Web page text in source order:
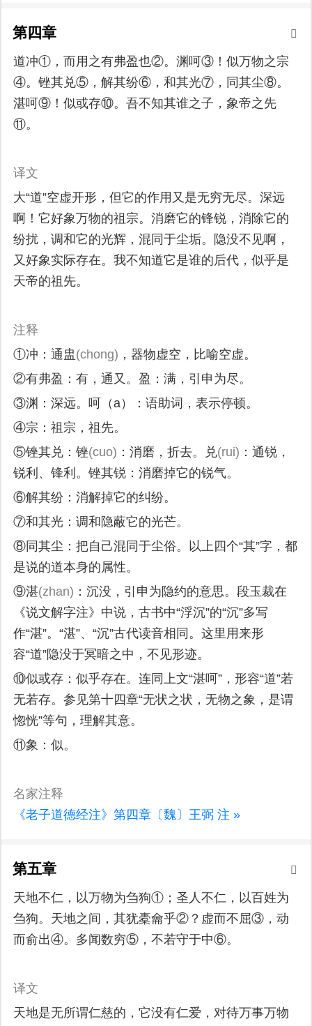
第四章
道冲①，而用之有弗盈也②。渊呵③！似万物之宗
④。锉其兑⑤，解其纷⑥，和其光⑦，同其尘⑧。
湛呵⑨！似或存⑩。吾不知其谁之子，象帝之先
⑪。
译文
大“道”空虚开形，但它的作用又是无穷无尽。深远
啊！它好象万物的祖宗。消磨它的锋锐，消除它的
纷扰，调和它的光辉，混同于尘垢。隐没不见啊，
又好象实际存在。我不知道它是谁的后代，似乎是
天帝的祖先。
注释
①冲：通盅 (chong) ，器物虚空，比喻空虚。
②有弗盈：有，通又。盈：满，引申为尽。
③渊：深远。呵（a）：语助词，表示停顿。
④宗：祖宗，祖先。
⑤锉其兑：锉(cuo) ：消磨，折去。兑(rui) ：通锐，
锐利、锋利。锉其锐：消磨掉它的锐气。
⑥解其纷：消解掉它的纠纷。
⑦和其光：调和隐蔽它的光芒。
⑧同其尘：把自己混同于尘俗。以上四个“其”字，都
是说的道本身的属性。
⑨湛(zhan) ：沉没，引申为隐约的意思。段玉裁在
《说文解字注》中说，古书中“浮沉”的“沉”多写
作“湛”。“湛”、“沉”古代读音相同。这里用来形
容“道”隐没于冥暗之中，不见形迹。
⑩似或存：似乎存在。连同上文“湛呵”，形容“道”若
无若存。参见第十四章“无状之状，无物之象，是谓
惚恍”等句，理解其意。
⑪象：似。
名家注释
《老子道德经注》第四章〔魏〕王弼 注 »
第五章
天地不仁，以万物为刍狗①；圣人不仁，以百姓为
刍狗。天地之间，其犹橐龠乎②？虚而不屈③，动
而俞出④。多闻数穷⑤，不若守于中⑥。
译文
天地是无所谓仁慈的，它没有仁爱，对待万事万物